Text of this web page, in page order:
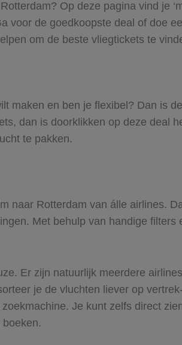
Op deze pagina vind je
voor de goedkoopste deal of doe
om de beste vliegtickets te
maken en ben je flexibel? Dan is
dan is doorklikken op deze deal
te pakken.
naar Rotterdam van álle airlines.
Met behulp van handige
Er zijn natuurlijk meerdere
je de vluchten liever op
Je kunt zelfs direct